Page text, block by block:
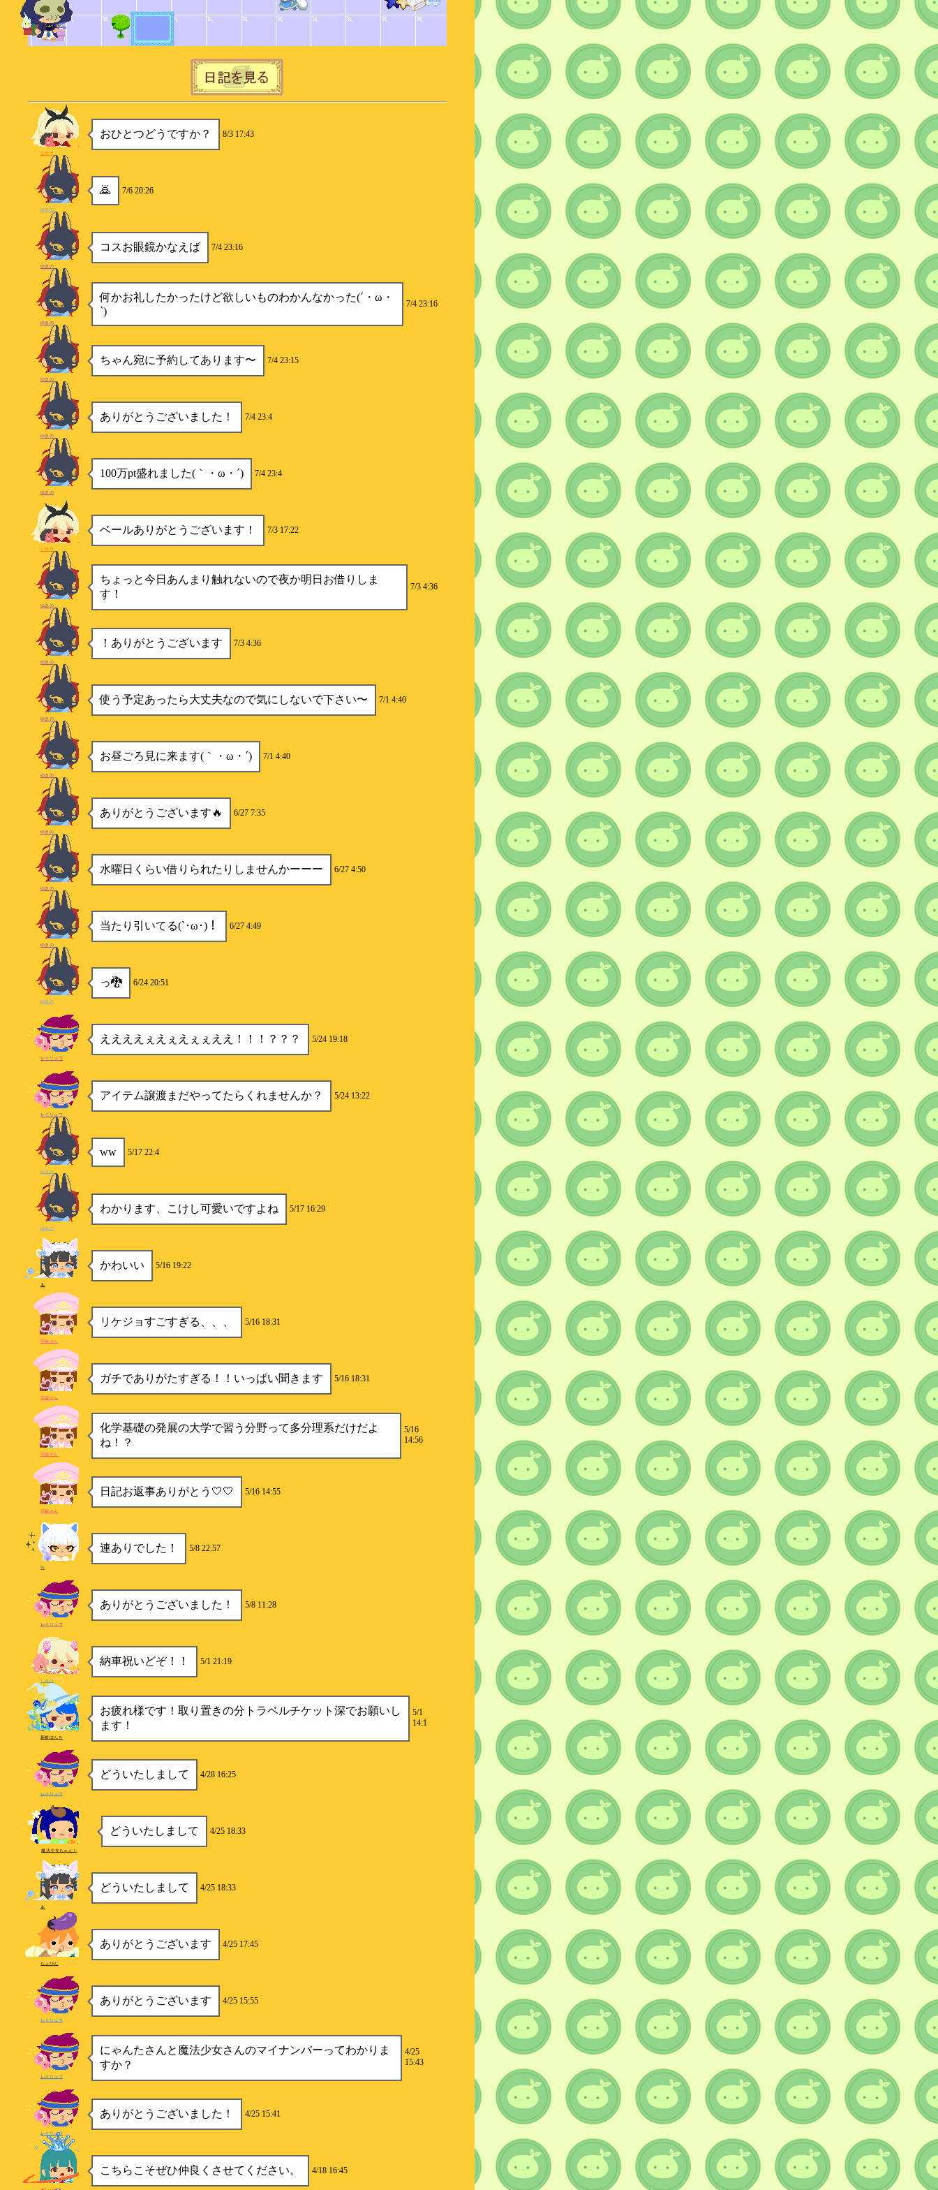
おひとつどうですか？ 8/3 17:43
しゆう
🙇 7/6 20:26
ゆきの
コスお眼鏡かなえば 7/4 23:16
ゆきの
何かお礼したかったけど欲しいものわかんなかった(´・ω・
`)
7/4 23:16
ゆきの
ちゃん宛に予約してあります〜 7/4 23:15
ゆきの
ありがとうございました！ 7/4 23:4
ゆきの
100万pt盛れました(｀・ω・´) 7/4 23:4
ゆきの
ベールありがとうございます！ 7/3 17:22
しゆう
ちょっと今日あんまり触れないので夜か明日お借りしま
す！
7/3 4:36
ゆきの
！ありがとうございます 7/3 4:36
ゆきの
使う予定あったら大丈夫なので気にしないで下さい〜 7/1 4:40
ゆきの
お昼ごろ見に来ます(｀・ω・´) 7/1 4:40
ゆきの
ありがとうございます🔥 6/27 7:35
ゆきの
水曜日くらい借りられたりしませんかーーー 6/27 4:50
ゆきの
当たり引いてる(`･ω･)！ 6/27 4:49
ゆきの
っ🐉 6/24 20:51
ゆきの
ええええぇえぇえぇぇええ！！！？？？ 5/24 19:18
レイリュウ
アイテム譲渡まだやってたらくれませんか？ 5/24 13:22
レイリュウ
ww 5/17 22:4
ゆきの
わかります、こけし可愛いですよね 5/17 16:29
ゆきの
かわいい 5/16 19:22
あ
リケジョすごすぎる、、、 5/16 18:31
宇宙そら
ガチでありがたすぎる！！いっぱい聞きます 5/16 18:31
宇宙そら
化学基礎の発展の大学で習う分野って多分理系だけだよ
ね！？
5/16
14:56
宇宙そら
日記お返事ありがとう🤍🤍 5/16 14:55
宇宙そら
連ありでした！ 5/8 22:57
贄
ありがとうございました！ 5/8 11:28
レイリュウ
納車祝いどぞ！！ 5/1 21:19
しろは
お疲れ様です！取り置きの分トラベルチケット深でお願いし
ます！
5/1
14:1
新鮮ぼんち
どういたしまして 4/28 16:25
レイリュウ
どういたしまして 4/25 18:33
魔法少女ちゃん！
どういたしまして 4/25 18:33
あ
ありがとうございます 4/25 17:45
ちょびん
ありがとうございます 4/25 15:55
レイリュウ
にゃんたさんと魔法少女さんのマイナンバーってわかりま
すか？
4/25
15:43
レイリュウ
ありがとうございました！ 4/25 15:41
レイリュウ
こちらこそぜひ仲良くさせてください。 4/18 16:45